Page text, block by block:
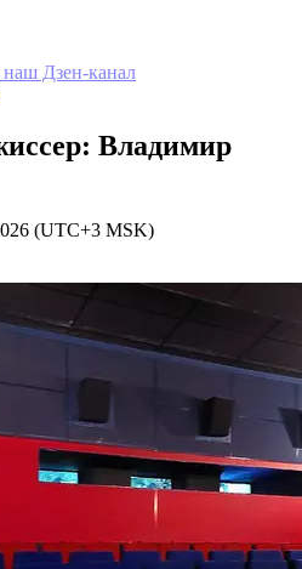
Дзен-канал
Владимир
(UTC+3 MSK)